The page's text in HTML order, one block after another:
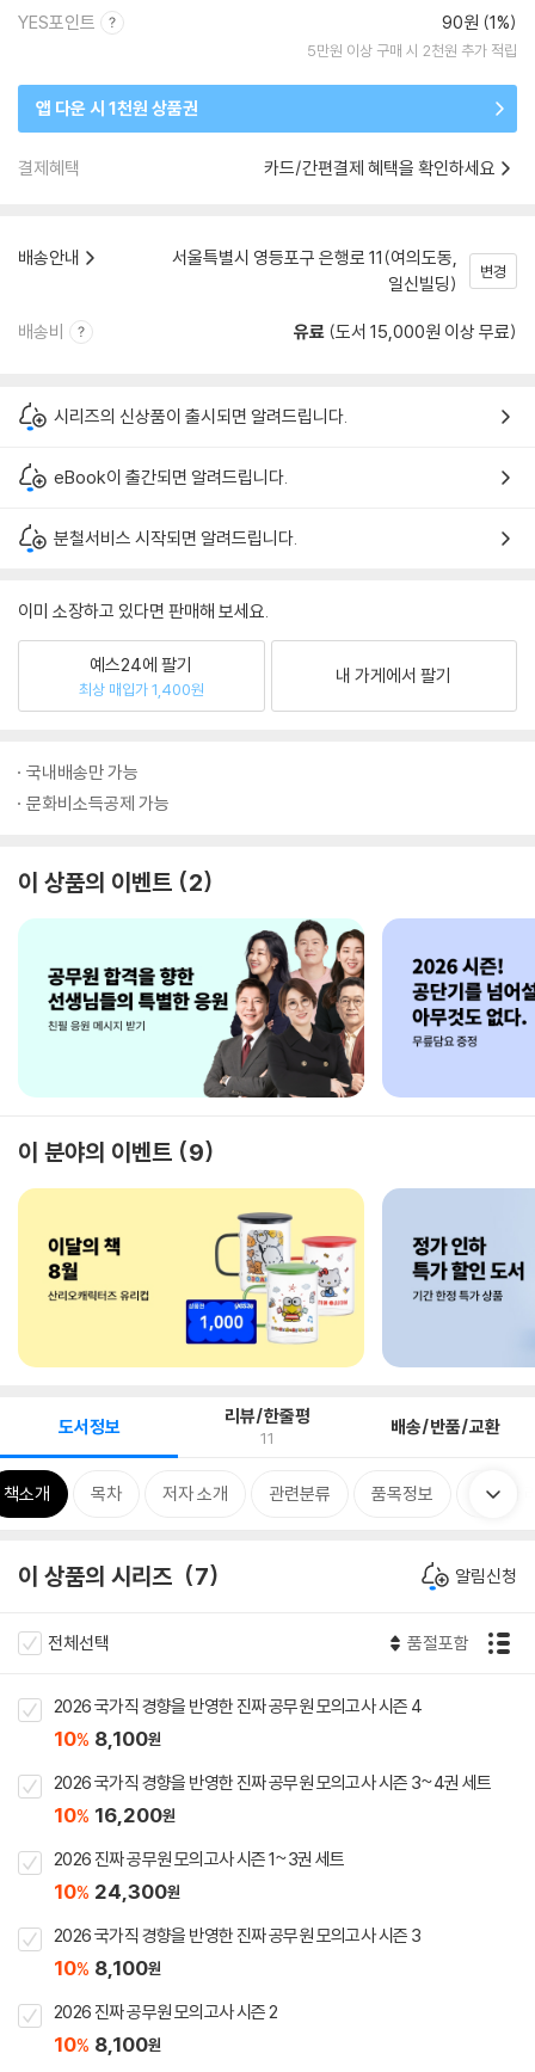
YES포인트 90원 (1%)
5만원 이상 구매 시 2천원 추가 적립
앱 다운 시 1천원 상품권
결제혜택 카드/간편결제 혜택을 확인하세요
배송안내
서울특별시 영등포구 은행로 11(여의도동,
일신빌딩)
변경
배송비 유료 (도서 15,000원 이상 무료)
시리즈의 신상품이 출시되면 알려드립니다.
eBook이 출간되면 알려드립니다.
분철서비스 시작되면 알려드립니다.
이미 소장하고 있다면 판매해 보세요.
예스24에 팔기
최상 매입가 1,400원
내 가게에서 팔기
국내배송만 가능
문화비소득공제 가능
이 상품의 이벤트 2
이 분야의 이벤트 9
도서정보 리뷰/한줄평
11 배송/반품/교환
책소개 목차 저자 소개 관련분류 품목정보 출판사
이 상품의 시리즈 7 알림신청
전체선택 품절포함
2026 국가직 경향을 반영한 진짜 공무원 모의고사 시즌 4
10% 8,100원
2026 국가직 경향을 반영한 진짜 공무원 모의고사 시즌 3~4권 세트
10% 16,200원
2026 진짜 공무원 모의고사 시즌 1~3권 세트
10% 24,300원
2026 국가직 경향을 반영한 진짜 공무원 모의고사 시즌 3
10% 8,100원
2026 진짜 공무원 모의고사 시즌 2
10% 8,100원